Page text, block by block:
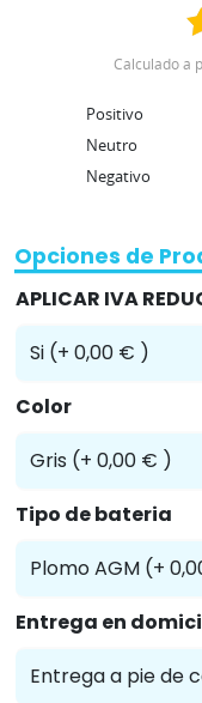
Calculado
Positivo
Neutro
Negativo
Opciones de
APLICAR IVA
Color
Tipo de bateria
Entrega en